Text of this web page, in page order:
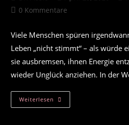
Autor:
veröffentlicht:
Beitrags-
0 Kommentare
Viele Menschen spüren
Leben „nicht stimmt“ – als würde
sie ausbremsen, ihnen Energie
wieder Unglück anziehen. In der
Weiterlesen Schwarze
Magie